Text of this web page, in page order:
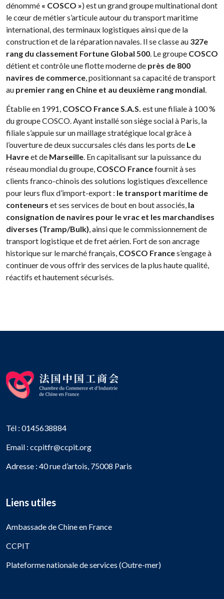
dénommé « COSCO ») est un grand groupe multinational dont
le cœur de métier s’articule autour du transport maritime
international, des terminaux logistiques ainsi que de la
construction et de la réparation navales. Il se classe au 327e
rang du classement Fortune Global 500. Le groupe COSCO
détient et contrôle une flotte moderne de près de 800
navires de commerce, positionnant sa capacité de transport
au premier rang en Chine et au deuxième rang mondial.
Établie en 1991, COSCO France S.A.S. est une filiale à 100 %
du groupe COSCO. Ayant installé son siège social à Paris, la
filiale s’appuie sur un maillage stratégique local grâce à
l’ouverture de deux succursales clés dans les ports de Le
Havreet de Marseille. En capitalisant sur la puissance du
réseau mondial du groupe, COSCO Francefournit à ses
clients franco-chinois des solutions logistiques d’excellence
pour leurs flux d’import-export : le transport maritime de
conteneurs et ses services de bout en bout associés, la
consignation de navires pour le vrac et les marchandises
diverses (Tramp/Bulk), ainsi que le commissionnement de
transport logistique et de fret aérien. Fort de son ancrage
historique sur le marché français, COSCO Frances’engage à
continuer de vous offrir des services de la plus haute qualité,
réactifs et hautement sécurisés.
Tél : 0145638884
Email : ccpitfr@ccpit.org
Adresse : 40 rue d’artois, 75008 Paris
Liens utiles
Ambassade de Chine en France
CCPIT
Plateforme nationale de services (Outre-mer)